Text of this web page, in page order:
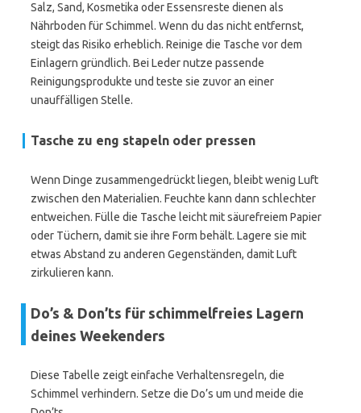
Salz, Sand, Kosmetika oder Essensreste dienen als
Nährboden für Schimmel. Wenn du das nicht entfernst,
steigt das Risiko erheblich. Reinige die Tasche vor dem
Einlagern gründlich. Bei Leder nutze passende
Reinigungsprodukte und teste sie zuvor an einer
unauffälligen Stelle.
Tasche zu eng stapeln oder pressen
Wenn Dinge zusammengedrückt liegen, bleibt wenig Luft
zwischen den Materialien. Feuchte kann dann schlechter
entweichen. Fülle die Tasche leicht mit säurefreiem Papier
oder Tüchern, damit sie ihre Form behält. Lagere sie mit
etwas Abstand zu anderen Gegenständen, damit Luft
zirkulieren kann.
Do’s & Don’ts für schimmelfreies Lagern
deines Weekenders
Diese Tabelle zeigt einfache Verhaltensregeln, die
Schimmel verhindern. Setze die Do’s um und meide die